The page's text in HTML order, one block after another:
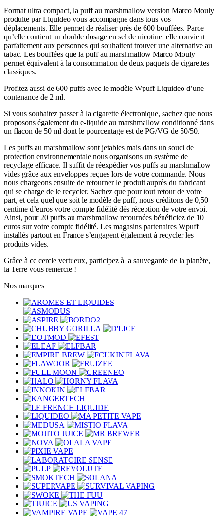
Format ultra compact, la puff au marshmallow version Marco Mouly
produite par Liquideo vous accompagne dans tous vos
déplacements. Elle permet de réaliser près de 600 bouffées. Parce
qu’elle contient un double dosage en sel de nicotine, elle convient
parfaitement aux personnes qui souhaitent trouver une alternative au
tabac. Les bouffées que la puff au marshmallow Marco Mouly
permet équivalent à la consommation de deux paquets de cigarettes
classiques.
Profitez aussi de 600 puffs avec le modèle Wpuff Liquideo d’une
contenance de 2 ml.
Si vous souhaitez passer à la cigarette électronique, sachez que nous
proposons également du e-liquide au marshmallow conditionné dans
un flacon de 50 ml dont le pourcentage est de PG/VG de 50/50.
Les puffs au marshmallow sont jetables mais dans un souci de
protection environnementale nous organisons un système de
recyclage efficace. Il suffit de réexpédier vos puffs au marshmallow
vides grâce aux enveloppes reçues lors de votre commande. Nous
nous chargeons ensuite de retourner le produit auprès du fabricant
qui se charge de le recycler. Sachez que pour tout retour de votre
part, et cela quel que soit le modèle de puff, nous créditons de 0,50
centime d’euros votre compte fidélité dès réception de votre envoi.
Ainsi, pour 20 puffs au marshmallow retournées bénéficiez de 10
euros sur votre compte fidélité. Les magasins partenaires Wpuff
installés partout en France s’engagent également à recycler les
produits vides.
Grâce à ce cercle vertueux, participez à la sauvegarde de la planète,
la Terre vous remercie !
Nos marques